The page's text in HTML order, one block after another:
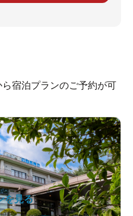
宿泊プランのご予約が可
を見る